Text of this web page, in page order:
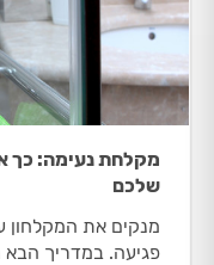
מקלחת נעימה: כך
שלכם
מנקים את המקלחון
פגיעה. במדריך הבא